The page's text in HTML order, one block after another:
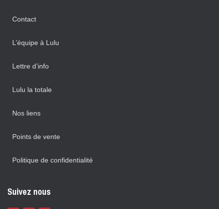
Contact
L’équipe à Lulu
Lettre d’info
Lulu la totale
Nos liens
Points de vente
Politique de confidentialité
Suivez nous